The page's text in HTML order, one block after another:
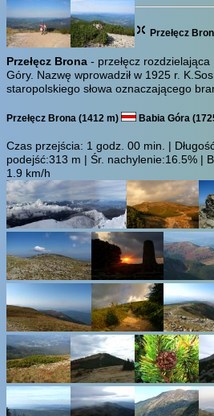
Przełęcz
Przełęcz Brona - przełęcz
Góry. Nazwę wprowadził w 1925 r.
staropolskiego słowa oznaczającego
Przełęcz Brona (1412 m) Babia Góra
Czas przejścia: 1 godz. 00 min. |
podejść:313 m | Śr. nachylenie:16.5% |
1.9 km/h